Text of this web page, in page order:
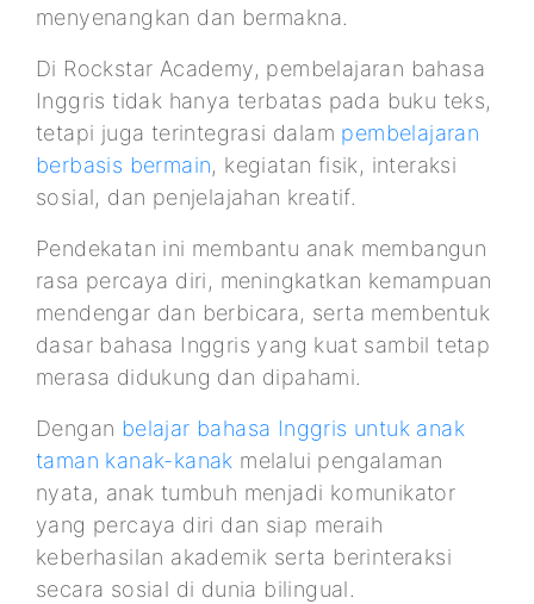
menyenangkan dan bermakna.
Di Rockstar Academy, pembelajaran bahasa
Inggris tidak hanya terbatas pada buku teks,
tetapi juga terintegrasi dalam pembelajaran
berbasis bermain, kegiatan fisik, interaksi
sosial, dan penjelajahan kreatif.
Pendekatan ini membantu anak membangun
rasa percaya diri, meningkatkan kemampuan
mendengar dan berbicara, serta membentuk
dasar bahasa Inggris yang kuat sambil tetap
merasa didukung dan dipahami.
Dengan belajar bahasa Inggris untuk anak
taman kanak-kanak melalui pengalaman
nyata, anak tumbuh menjadi komunikator
yang percaya diri dan siap meraih
keberhasilan akademik serta berinteraksi
secara sosial di dunia bilingual.